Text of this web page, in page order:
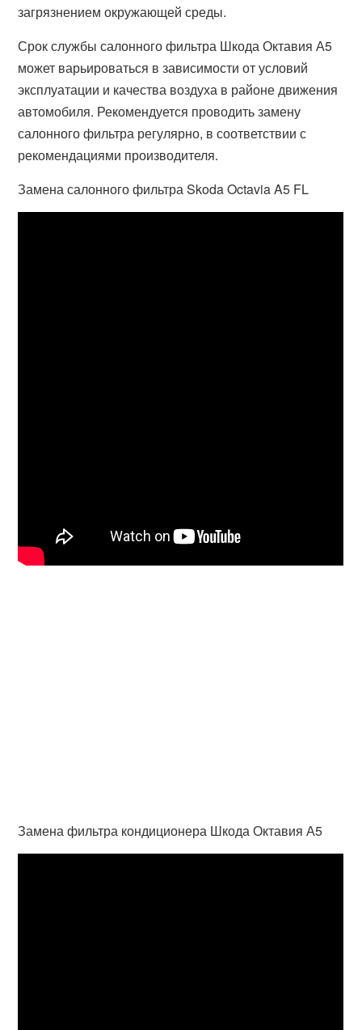
загрязнением окружающей среды.
Срок службы салонного фильтра Шкода Октавия А5
может варьироваться в зависимости от условий
эксплуатации и качества воздуха в районе движения
автомобиля. Рекомендуется проводить замену
салонного фильтра регулярно, в соответствии с
рекомендациями производителя.
Замена салонного фильтра Skoda Octavia A5 FL
Замена фильтра кондиционера Шкода Октавия А5